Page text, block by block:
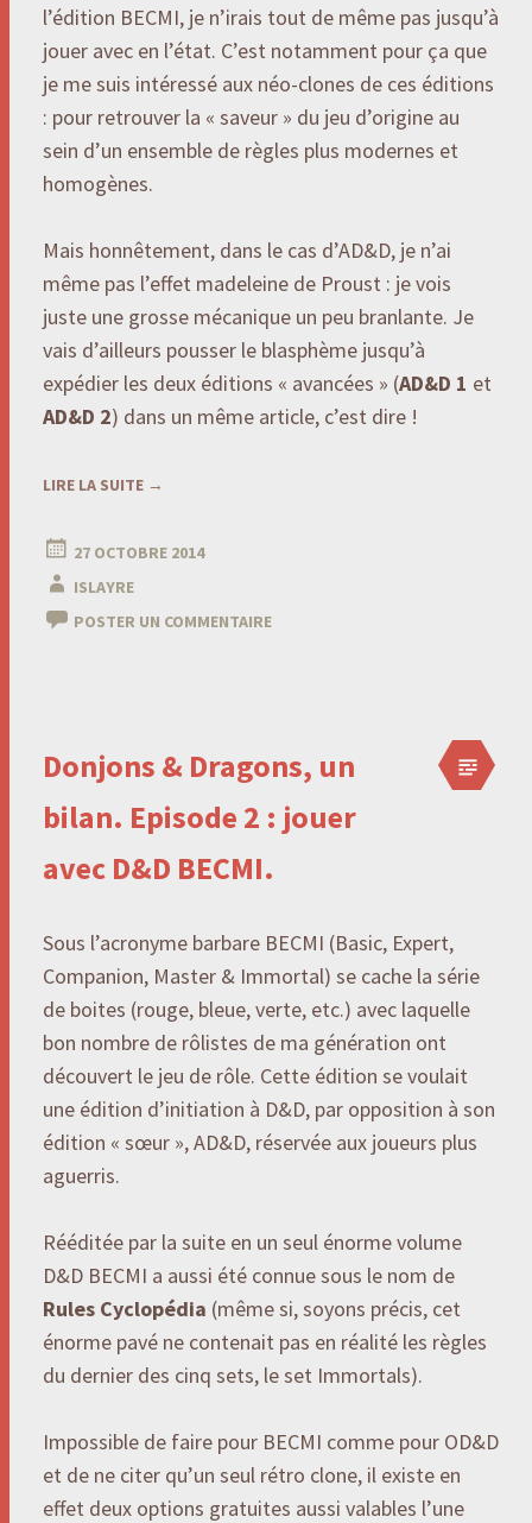
l’édition BECMI, je n’irais tout de même pas jusqu’à
jouer avec en l’état. C’est notamment pour ça que
je me suis intéressé aux néo-clones de ces éditions
: pour retrouver la « saveur » du jeu d’origine au
sein d’un ensemble de règles plus modernes et
homogènes.
Mais honnêtement, dans le cas d’AD&D, je n’ai
même pas l’effet madeleine de Proust : je vois
juste une grosse mécanique un peu branlante. Je
vais d’ailleurs pousser le blasphème jusqu’à
expédier les deux éditions « avancées » (AD&D 1 et
AD&D 2) dans un même article, c’est dire !
LIRE LA SUITE →
27 OCTOBRE 2014
ISLAYRE
POSTER UN COMMENTAIRE
Donjons & Dragons, un
bilan. Episode 2 : jouer
avec D&D BECMI.
Sous l’acronyme barbare BECMI (Basic, Expert,
Companion, Master & Immortal) se cache la série
de boites (rouge, bleue, verte, etc.) avec laquelle
bon nombre de rôlistes de ma génération ont
découvert le jeu de rôle. Cette édition se voulait
une édition d’initiation à D&D, par opposition à son
édition « sœur », AD&D, réservée aux joueurs plus
aguerris.
Rééditée par la suite en un seul énorme volume
D&D BECMI a aussi été connue sous le nom de
Rules Cyclopédia (même si, soyons précis, cet
énorme pavé ne contenait pas en réalité les règles
du dernier des cinq sets, le set Immortals).
Impossible de faire pour BECMI comme pour OD&D
et de ne citer qu’un seul rétro clone, il existe en
effet deux options gratuites aussi valables l’une